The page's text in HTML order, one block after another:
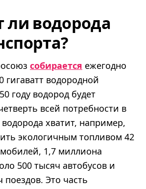
ли водорода
собирается ежегодно
гигаватт водородной
году водород будет
всей потребности в
хватит, например,
экологичным топливом 42
1,7 миллиона
500 тысяч автобусов и
поездов. Это часть